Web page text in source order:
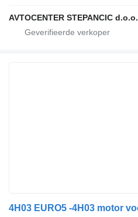
AVTOCENTER STEPANCIC d.o.o.